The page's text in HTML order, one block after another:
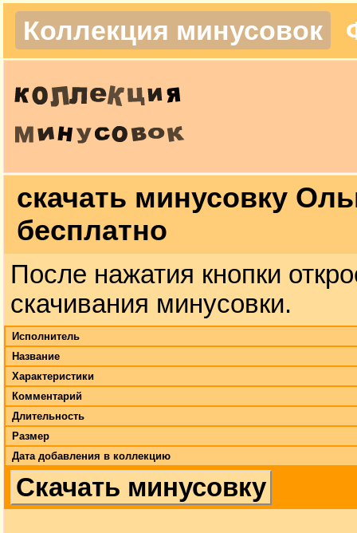
Коллекция минусовок
скачать минусовку
бесплатно
После нажатия кнопки
скачивания минусовки.
Исполнитель
Название
Характеристики
Комментарий
Длительность
Размер
Дата добавления в коллекцию
Скачать минусовку